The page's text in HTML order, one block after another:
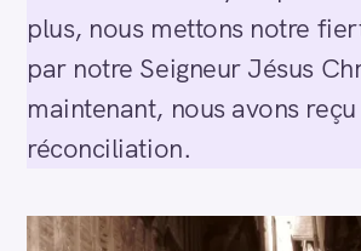
plus, nous mettons notre
par notre Seigneur Jésus
maintenant, nous avons
réconciliation.